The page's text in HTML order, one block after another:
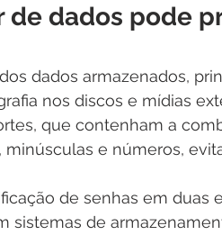
de dados pode
dados armazenados,
nos discos e mídias
que contenham a
minúsculas e números,
de senhas em duas
sistemas de